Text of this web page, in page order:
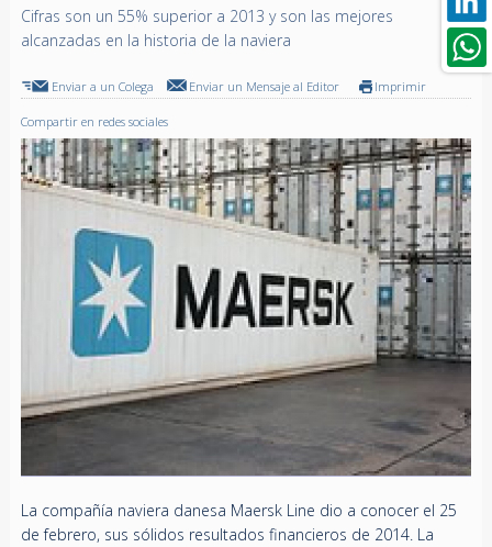
Cifras son un 55% superior a 2013 y son las mejores
alcanzadas en la historia de la naviera
Enviar a un Colega Enviar un Mensaje al Editor Imprimir
Compartir en redes sociales
La compañía naviera danesa Maersk Line dio a conocer el 25
de febrero, sus sólidos resultados financieros de 2014. La